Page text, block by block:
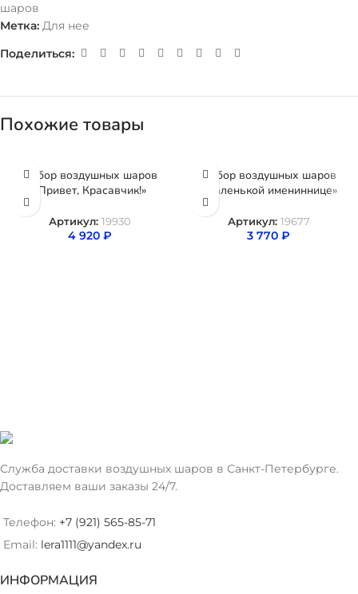
шаров
Метка: Для нее
Поделиться:
Похожие товары
Набор воздушных шаров
«Привет, Красавчик!»
Артикул: 19930
4 920 ₽
Набор воздушных шаров
«Маленькой имениннице»
Артикул: 19677
3 770 ₽
Служба доставки воздушных шаров в Санкт-Петербурге.
Доставляем ваши заказы 24/7.
Телефон: +7 (921) 565-85-71
Email: lera1111@yandex.ru
ИНФОРМАЦИЯ